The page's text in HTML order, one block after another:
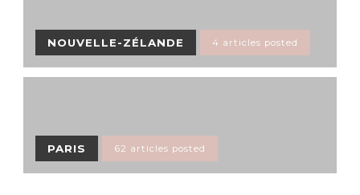
NOUVELLE-ZÉLANDE 4 articles posted
PARIS 62 articles posted